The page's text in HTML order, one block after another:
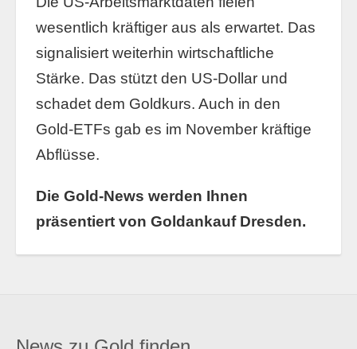
wesentlich kräftiger aus als erwartet. Das
signalisiert weiterhin wirtschaftliche
Stärke. Das stützt den US-Dollar und
schadet dem Goldkurs. Auch in den
Gold-ETFs gab es im November kräftige
Abflüsse.
Die Gold-News werden Ihnen
präsentiert von Goldankauf Dresden.